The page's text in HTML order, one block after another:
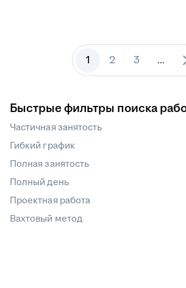
1 2 3 ...
Быстрые фильтры поиска
Частичная занятость
Гибкий график
Полная занятость
Полный день
Проектная работа
Вахтовый метод